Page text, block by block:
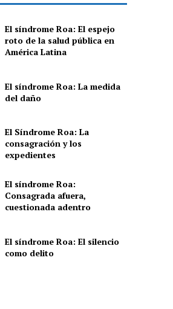
El síndrome Roa: El espejo
roto de la salud pública en
América Latina
El síndrome Roa: La medida
del daño
El Síndrome Roa: La
consagración y los
expedientes
El síndrome Roa:
Consagrada afuera,
cuestionada adentro
El síndrome Roa: El silencio
como delito